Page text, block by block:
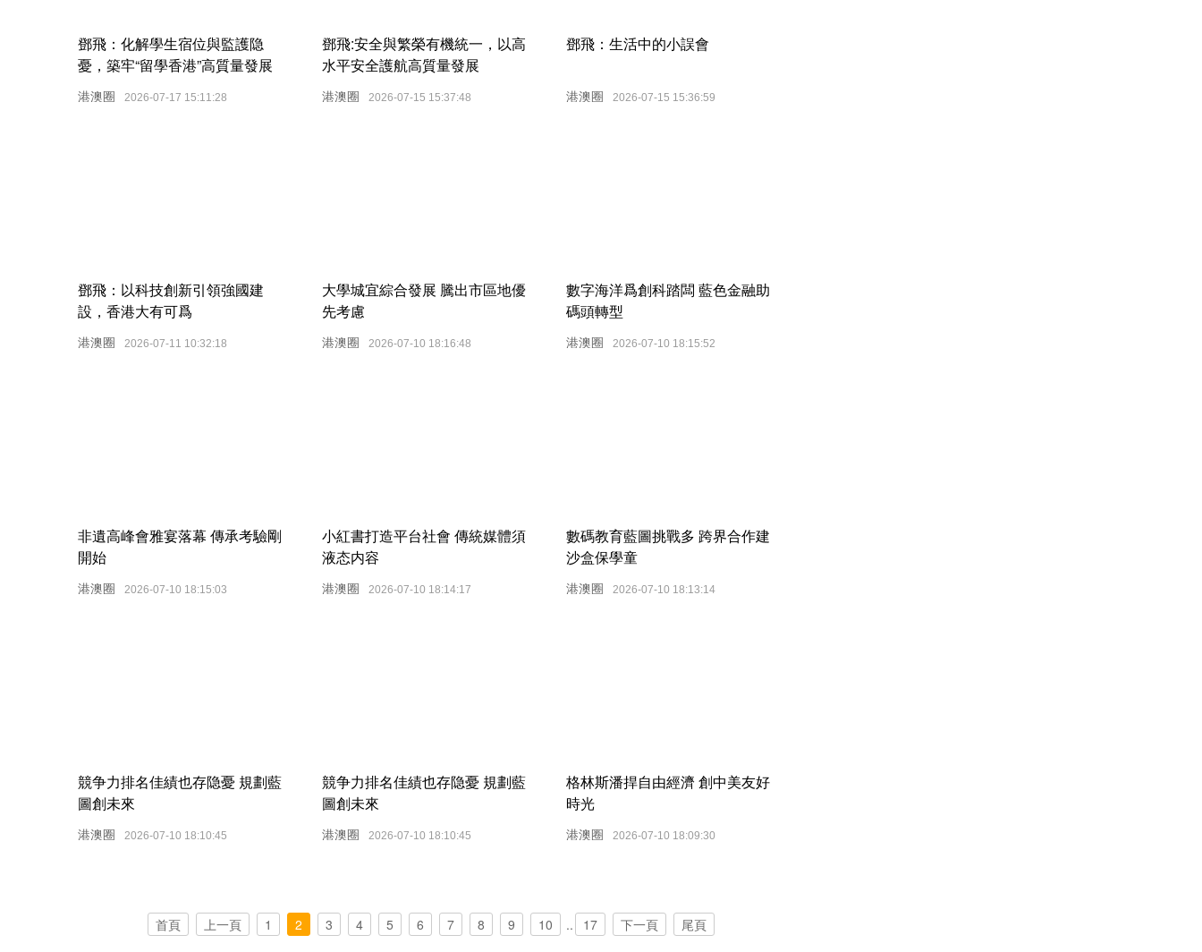
鄧飛：化解學生宿位與監護隐
憂，築牢“留學香港”高質量發展
根基
港澳圈 2026-07-17 15:11:28
鄧飛:安全與繁榮有機統一，以高
水平安全護航高質量發展
港澳圈 2026-07-15 15:37:48
鄧飛：生活中的小誤會
港澳圈 2026-07-15 15:36:59
鄧飛：以科技創新引領強國建
設，香港大有可爲
港澳圈 2026-07-11 10:32:18
大學城宜綜合發展 騰出市區地優
先考慮
港澳圈 2026-07-10 18:16:48
數字海洋爲創科踏闆 藍色金融助
碼頭轉型
港澳圈 2026-07-10 18:15:52
非遺高峰會雅宴落幕 傳承考驗剛
開始
港澳圈 2026-07-10 18:15:03
小紅書打造平台社會 傳統媒體須
液态内容
港澳圈 2026-07-10 18:14:17
數碼教育藍圖挑戰多 跨界合作建
沙盒保學童
港澳圈 2026-07-10 18:13:14
競争力排名佳績也存隐憂 規劃藍
圖創未來
港澳圈 2026-07-10 18:10:45
競争力排名佳績也存隐憂 規劃藍
圖創未來
港澳圈 2026-07-10 18:10:45
格林斯潘捍自由經濟 創中美友好
時光
港澳圈 2026-07-10 18:09:30
首頁 上一頁 1 2 3 4 5 6 7 8 9 10 .. 17 下一頁 尾頁